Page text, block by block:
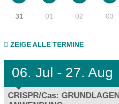
31 01 02 03
ZEIGE ALLE TERMINE
06. Jul - 27. Aug
CRISPR/Cas: